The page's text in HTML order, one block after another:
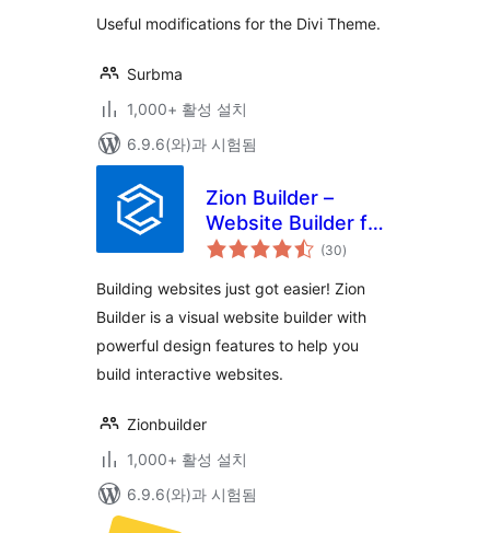
점
Useful modifications for the Divi Theme.
Surbma
1,000+ 활성 설치
6.9.6(와)과 시험됨
Zion Builder –
Website Builder for
Speed & Creativity
(30전
체
점
)
Building websites just got easier! Zion
Builder is a visual website builder with
powerful design features to help you
build interactive websites.
Zionbuilder
1,000+ 활성 설치
6.9.6(와)과 시험됨